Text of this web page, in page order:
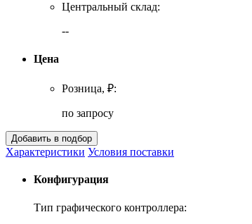
Центральный склад:
--
Цена
Розница, ₽:
по запросу
Характеристики Условия поставки
Конфигурация
Тип графического контроллера: